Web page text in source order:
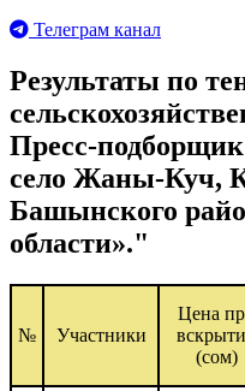
Телеграм канал
Результаты по
Пресс-
село Жаны-Куч,
Башынского
области»."
№ Участники
Цена
(сом)